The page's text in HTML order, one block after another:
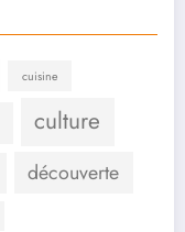
cuisine
culture
découverte